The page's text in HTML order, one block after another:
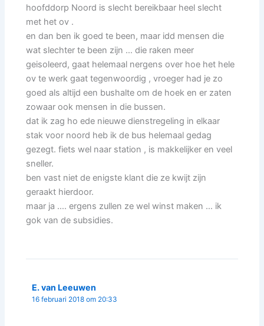
hoofddorp Noord is slecht bereikbaar heel slecht
met het ov .
en dan ben ik goed te been, maar idd mensen die
wat slechter te been zijn … die raken meer
geisoleerd, gaat helemaal nergens over hoe het hele
ov te werk gaat tegenwoordig , vroeger had je zo
goed als altijd een bushalte om de hoek en er zaten
zowaar ook mensen in die bussen.
dat ik zag ho ede nieuwe dienstregeling in elkaar
stak voor noord heb ik de bus helemaal gedag
gezegt. fiets wel naar station , is makkelijker en veel
sneller.
ben vast niet de enigste klant die ze kwijt zijn
geraakt hierdoor.
maar ja …. ergens zullen ze wel winst maken … ik
gok van de subsidies.
E. van Leeuwen
16 februari 2018 om 20:33